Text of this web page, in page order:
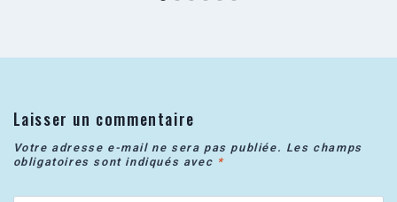
Laisser un commentaire
Votre adresse e-mail ne sera pas publiée. Les champs
obligatoires sont indiqués avec *